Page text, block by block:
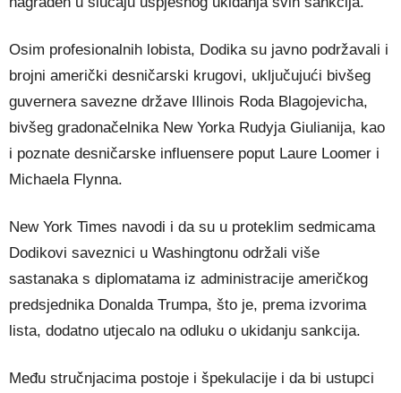
Osim profesionalnih lobista, Dodika su javno podržavali i
brojni američki desničarski krugovi, uključujući bivšeg
guvernera savezne države Illinois Roda Blagojevicha,
bivšeg gradonačelnika New Yorka Rudyja Giulianija, kao
i poznate desničarske influensere poput Laure Loomer i
Michaela Flynna.
New York Times navodi i da su u proteklim sedmicama
Dodikovi saveznici u Washingtonu održali više
sastanaka s diplomatama iz administracije američkog
predsjednika Donalda Trumpa, što je, prema izvorima
lista, dodatno utjecalo na odluku o ukidanju sankcija.
Među stručnjacima postoje i špekulacije i da bi ustupci